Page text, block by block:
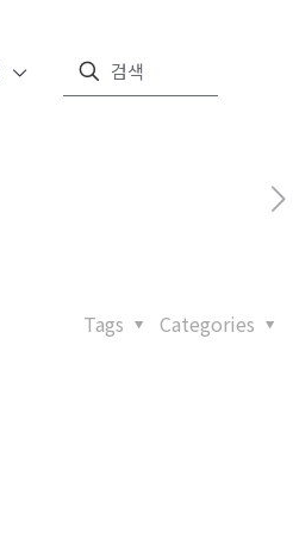
Categories
Tags